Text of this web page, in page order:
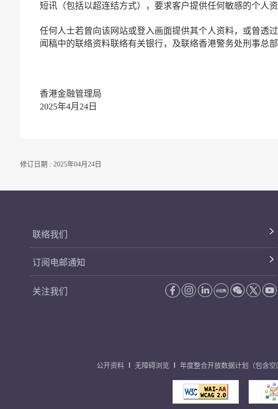
短讯（包括以超连结方式），要求客户提供任何敏感的个人
任何人士若曾向该网站或登入画面提供其个人资料，或曾透
闻稿中的联络资料联络有关银行，及联络香港警务处刑事总部
香港金融管理局
2025年4月24日
修订日期 : 2025年04月24日
联络我们
订阅电邮通知
关注我们
公开资料 无障碍浏览 年度整合开放数据计划（包含空